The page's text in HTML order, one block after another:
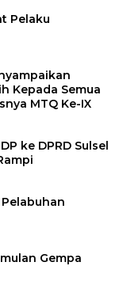
Pelaku
Kepada Semua
MTQ Ke-IX
ke DPRD Sulsel
Gempa